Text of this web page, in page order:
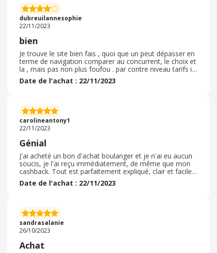
tailles, et les retours sont faciles à effectuer avec des
remboursements assez rapides en terme de délai. Donc
c’est top
dubreuilannesophie
22/11/2023
bien
Je trouve le site bien fais , quoi que un peut dépasser en
terme de navigation comparer au concurrent, le choix et
la , mais pas non plus foufou . par contre niveau tarifs ils
sont assez compétitifs sur certaine chose, j 'ai
l'avantage da voir un boulanger a cote de chez moi, ce
paye en chèques cadeaux , je gagne du temps et de
l'argent. je suis livrée en point retrait assez rapidement
environ 2 / 3 jours.
Date de l'achat : 22/11/2023
carolineantony1
22/11/2023
Génial
J'ai acheté un bon d'achat boulanger et je n'ai eu aucun
soucis, je l'ai reçu immédiatement, de même que mon
cashback. Tout est parfaitement expliqué, clair et facile
d'utilisation. J'ai pu commander rapidement et n'ai
rencontré aucun soucis dans mon achat, ni dans ma
vrai plaisir. Je n'ai pas eu besoin de renvoyer ma
commande, tout était conforme et de très bonne
qualité, cela correspondait parfaitement à mes attentes.
Date de l'achat : 22/11/2023
sandrasalanie
26/10/2023
Achat